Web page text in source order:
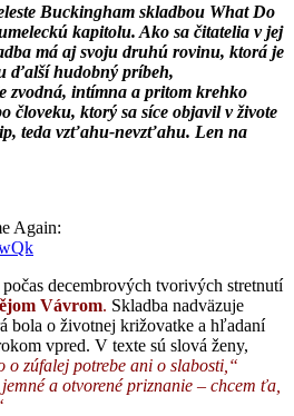
Buckingham skladbou What Do
kapitolu. Ako sa čitatelia v jej
má aj svoju druhú rovinu, ktorá je
ďalší hudobný príbeh,
zvodná, intímna a pritom krehko
človeku, ktorý sa síce objavil v živote
teda vzťahu-nevzťahu. Len na
Again:
decembrových tvorivých stretnutí
Vávrom. Skladba nadväzuje
bola o životnej križovatke a hľadaní
vpred. V texte sú slová ženy,
o zúfalej potrebe ani o slabosti,“
jemné a otvorené priznanie – chcem ťa,